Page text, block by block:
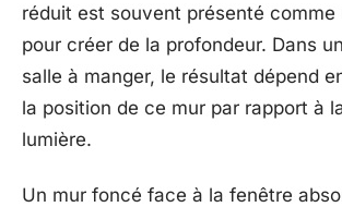
réduit est souvent présenté comme
pour créer de la profondeur. Dans
salle à manger, le résultat dépend
la position de ce mur par rapport à
lumière.
Un mur foncé face à la fenêtre